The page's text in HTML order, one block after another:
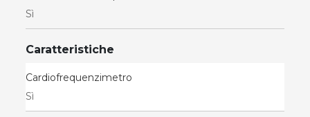
Sì
Caratteristiche
Cardiofrequenzimetro
Sì